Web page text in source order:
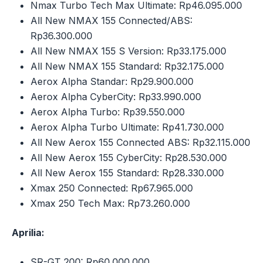
Nmax Turbo Tech Max Ultimate: Rp46.095.000
All New NMAX 155 Connected/ABS:
Rp36.300.000
All New NMAX 155 S Version: Rp33.175.000
All New NMAX 155 Standard: Rp32.175.000
Aerox Alpha Standar: Rp29.900.000
Aerox Alpha CyberCity: Rp33.990.000
Aerox Alpha Turbo: Rp39.550.000
Aerox Alpha Turbo Ultimate: Rp41.730.000
All New Aerox 155 Connected ABS: Rp32.115.000
All New Aerox 155 CyberCity: Rp28.530.000
All New Aerox 155 Standard: Rp28.330.000
Xmax 250 Connected: Rp67.965.000
Xmax 250 Tech Max: Rp73.260.000
Aprilia: